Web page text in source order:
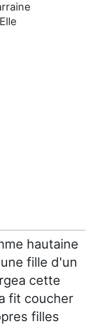
hautaine
fille d'un
cette
fit coucher
filles